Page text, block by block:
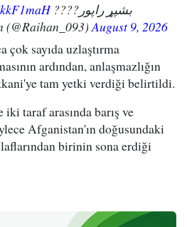
بشپړ راپور????
(@Raihan_093)August 9, 2026
çok sayıda uzlaştırma
ardından, anlaşmazlığın
tam yetki verdiği belirtildi.
taraf arasında barış ve
Afganistan'ın doğusundaki
birinin sona erdiği